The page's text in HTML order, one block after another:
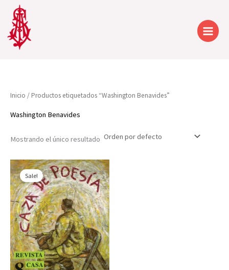
contenido
Inicio / Productos etiquetados “Washington Benavides”
Washington Benavides
Mostrando el único resultado
Sale!